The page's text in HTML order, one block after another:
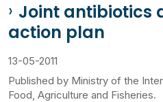
Joint antibiotics
action plan
13-05-2011
Published by Ministry of the
Food, Agriculture and Fisheries.